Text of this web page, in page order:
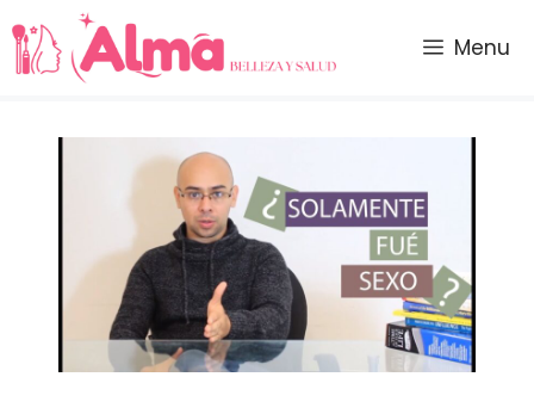
Saltar
al
contenido
Menu